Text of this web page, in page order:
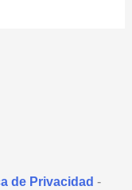
de Privacidad -